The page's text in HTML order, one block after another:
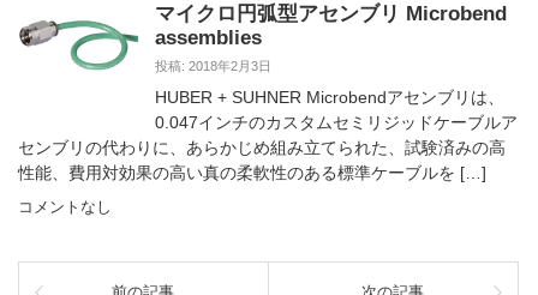
マイクロ円弧型アセンブリ Microbend
assemblies
投稿: 2018年2月3日
HUBER + SUHNER Microbendアセンブリは、
0.047インチのカスタムセミリジッドケーブルア
センブリの代わりに、あらかじめ組み立てられた、試験済みの高
性能、費用対効果の高い真の柔軟性のある標準ケーブルを […]
コメントなし